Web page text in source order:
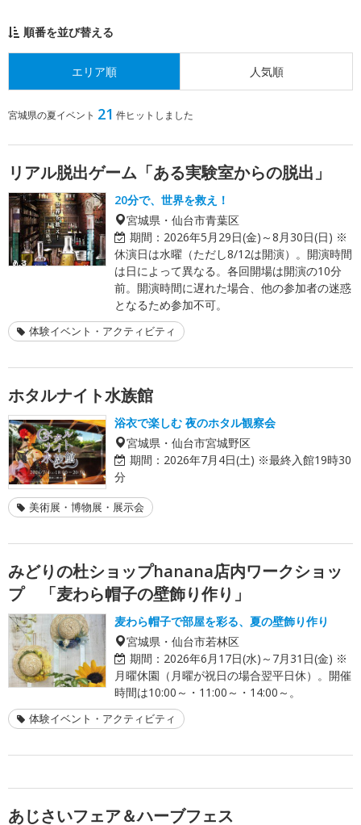
順番を並び替える
エリア順 人気順
宮城県の夏イベント 21 件ヒットしました
リアル脱出ゲーム「ある実験室からの脱出」
20分で、世界を救え！
宮城県・仙台市青葉区
期間： 2026年5月29日(金)～8月30日(日) ※
休演日は水曜（ただし8/12は開演）。開演時間
は日によって異なる。各回開場は開演の10分
前。開演時間に遅れた場合、他の参加者の迷惑
となるため参加不可。
体験イベント・アクティビティ
ホタルナイト水族館
浴衣で楽しむ 夜のホタル観察会
宮城県・仙台市宮城野区
期間： 2026年7月4日(土) ※最終入館19時30
分
美術展・博物展・展示会
みどりの杜ショップhanana店内ワークショッ
プ 「麦わら帽子の壁飾り作り」
麦わら帽子で部屋を彩る、夏の壁飾り作り
宮城県・仙台市若林区
期間： 2026年6月17日(水)～7月31日(金) ※
月曜休園（月曜が祝日の場合翌平日休）。開催
時間は10:00～・11:00～・14:00～。
体験イベント・アクティビティ
あじさいフェア＆ハーブフェス